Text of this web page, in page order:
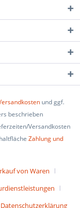
und ggf.
beschrieben
Versandkosten
Zahlung und
von Waren
Datenschutzerklärung